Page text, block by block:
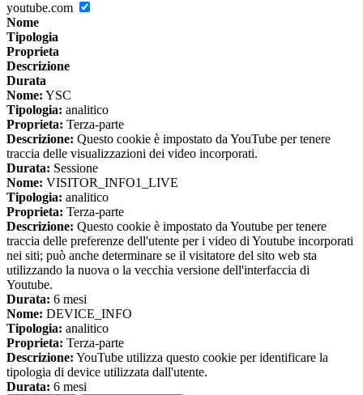
youtube.com
Nome
Tipologia
Proprieta
Descrizione
Durata
Nome: YSC
Tipologia: analitico
Proprieta: Terza-parte
Descrizione: Questo cookie è impostato da YouTube per tenere
traccia delle visualizzazioni dei video incorporati.
Durata: Sessione
Nome: VISITOR_INFO1_LIVE
Tipologia: analitico
Proprieta: Terza-parte
Descrizione: Questo cookie è impostato da Youtube per tenere
traccia delle preferenze dell'utente per i video di Youtube incorporati
nei siti; può anche determinare se il visitatore del sito web sta
utilizzando la nuova o la vecchia versione dell'interfaccia di
Youtube.
Durata: 6 mesi
Nome: DEVICE_INFO
Tipologia: analitico
Proprieta: Terza-parte
Descrizione: YouTube utilizza questo cookie per identificare la
tipologia di device utilizzata dall'utente.
Durata: 6 mesi